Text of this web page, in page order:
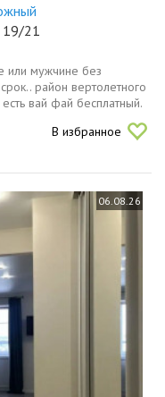
19/21
или мужчине без
район вертолетного
вай фай бесплатный.
съезжаете раньше...
В избранное
06.08.26